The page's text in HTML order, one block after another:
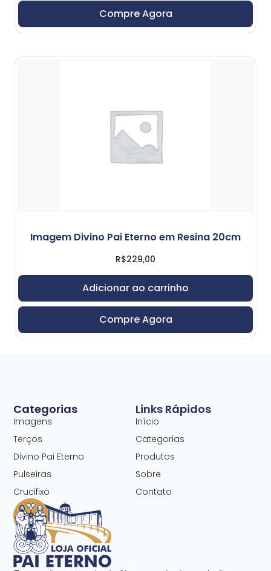
Compre Agora
Imagem Divino Pai Eterno em Resina 20cm
R$229,00
Adicionar ao carrinho
Compre Agora
Links Rápidos
Início
Categorias
Produtos
Sobre
Contato
Categorias
Imagens
Terços
Divino Pai Eterno
Pulseiras
Crucifixo